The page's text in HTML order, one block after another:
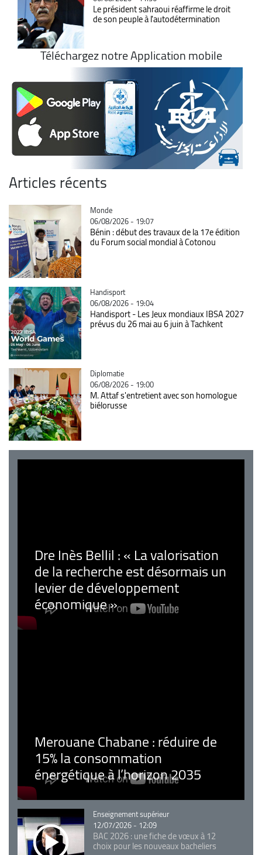
Le président sahraoui réaffirme le droit
de son peuple à l'autodétermination
Téléchargez notre Application mobile
Articles récents
Catégorie
Monde
06/08/2026 - 19:07
Bénin : début des travaux de la 17e édition
du Forum social mondial à Cotonou
Catégorie
Handisport
06/08/2026 - 19:04
Handisport - Les Jeux mondiaux IBSA 2027
prévus du 26 mai au 6 juin à Tachkent
Catégorie
Diplomatie
06/08/2026 - 19:00
M. Attaf s'entretient avec son homologue
biélorusse
Dre Inès Bellil : « La valorisation
de la recherche est désormais un
levier de développement
économique »
Merouane Chabane : réduire de
15% la consommation
énergétique à l’horizon 2035
Catégorie
Enseignement supérieur
12/07/2026 - 12:09
BAC 2026 : une fiche de vœux à 12
choix pour les nouveaux bacheliers